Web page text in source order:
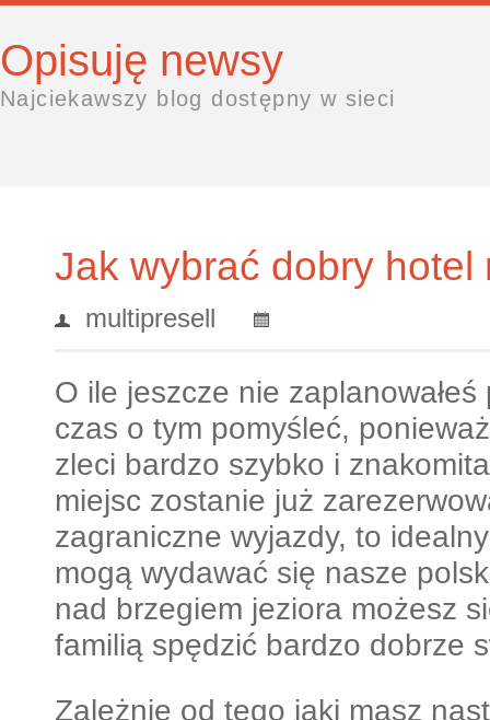
Opisuję newsy
Najciekawszy blog dostępny w sieci
Jak wybrać dobry hotel
multipresell
O ile jeszcze nie
czas o tym pomyśleć,
zleci bardzo szybko i
miejsc zostanie już
zagraniczne wyjazdy, to
mogą wydawać się nasze
nad brzegiem jeziora możesz
familią spędzić bardzo dobrze
Zależnie od tego jaki masz